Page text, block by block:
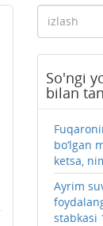
So'ngi
bilan
bo‘lgan
ketsa,
Ayrim
stabkasi